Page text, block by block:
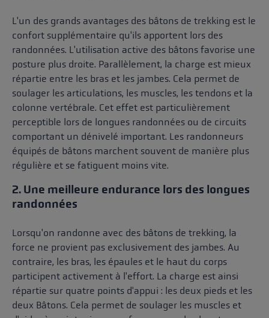
L'un des grands avantages des bâtons de trekking est le
confort supplémentaire qu'ils apportent lors des
randonnées. L'utilisation active des bâtons favorise une
posture plus droite. Parallèlement, la charge est mieux
répartie entre les bras et les jambes. Cela permet de
soulager les articulations, les muscles, les tendons et la
colonne vertébrale. Cet effet est particulièrement
perceptible lors de longues randonnées ou de circuits
comportant un dénivelé important. Les randonneurs
équipés de bâtons marchent souvent de manière plus
régulière et se fatiguent moins vite.
2. Une meilleure endurance lors des longues
randonnées
Lorsqu'on randonne avec des bâtons de trekking, la
force ne provient pas exclusivement des jambes. Au
contraire, les bras, les épaules et le haut du corps
participent activement à l'effort. La charge est ainsi
répartie sur quatre points d'appui : les deux pieds et les
deux Bâtons. Cela permet de soulager les muscles et